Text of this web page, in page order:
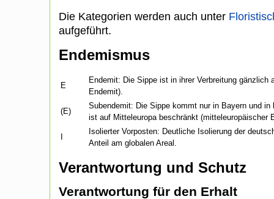
Die Kategorien werden auch unter
aufgeführt.
Endemismus
E
Endemit: Die Sippe ist in ihrer Verbreitung gänzlich
Endemit).
(E)
Subendemit: Die Sippe kommt nur in Bayern und in
ist auf Mitteleuropa beschränkt (mitteleuropäischer
I
Isolierter Vorposten: Deutliche Isolierung der
Anteil am globalen Areal.
Verantwortung und Schutz
Verantwortung für den Erhalt